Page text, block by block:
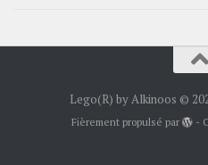
Lego(R) by Alkinoos ©
Fièrement propulsé par -